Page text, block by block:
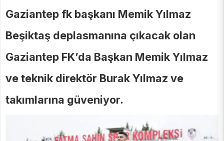
Gaziantep fk başkanı Memik Yılmaz
Beşiktaş deplasmanına çıkacak olan
Gaziantep FK’da Başkan Memik Yılmaz
ve teknik direktör Burak Yılmaz ve
takımlarına güveniyor.